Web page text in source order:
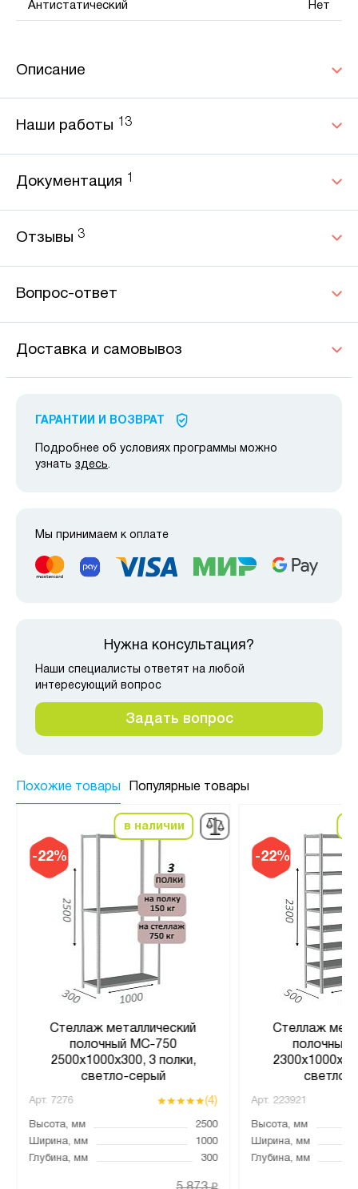
Антистатический Нет
Описание
Наши работы 13
Документация 1
Отзывы 3
Вопрос-ответ
Доставка и самовывоз
ГАРАНТИИ И ВОЗВРАТ
Подробнее об условиях программы можно
узнать здесь.
Мы принимаем к оплате
Нужна консультация?
Наши специалисты ответят на любой
интересующий вопрос
Задать вопрос
Похожие товары Популярные товары
-22%
в наличии
Стеллаж металлический
полочный МС-750
2500х1000х300, 3 полки,
светло-серый
Арт. 7276 (4)
Высота, мм
2500
Ширина, мм
1000
Глубина, мм
300
-22%
Стеллаж
полочный
светло-
Арт. 223921
Высота, мм
Ширина, мм
Глубина, мм